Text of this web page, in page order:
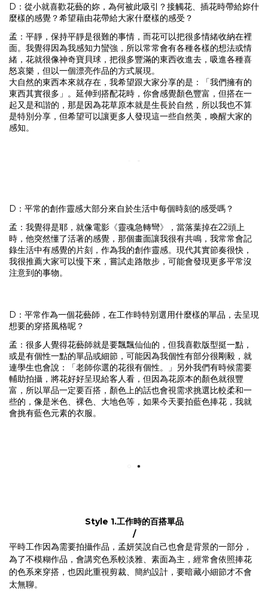
D：從小就喜歡花藝的妳，為何被此吸引？接觸花、插花時帶給妳什
麼樣的感覺？希望藉由花帶給大家什麼樣的感受？
孟：平靜，保持平靜是很難的事情，而花可以把很多情緒收納在裡
面。我覺得因為我感知力蠻強，所以常常會有各種各樣的想法或情
緒，花就很像神奇寶貝球，把很多豐滿的東西收進去，吸進各種喜
怒哀樂，但以一個漂亮作品的方式展現。
大自然的東西本來就存在，我希望跟大家分享的是：「我們擁有的
東西其實很多」。延伸到搭配花時，你會感覺顏色豐富，但搭在一
起又是和諧的，那是因為花草原本就是生長於自然，所以我也不算
是特別分享，但希望可以讓更多人發現這一些自然美，喚醒大家的
感知。
D：平常的創作靈感大部分來自於生活中每個時刻的感受嗎？
孟：我覺得是耶，就像電影 《靈魂急轉彎》
，當落葉掉在22頭上
時，他突然懂了活著的感覺，那個畫面讓我很有共鳴，我常常會記
錄生活中有感覺的片刻，作為我的創作靈感。現代其實節奏很快，
我很推薦大家可以慢下來，嘗試走路散步，可能會發現更多平常沒
注意到的事物。
D：平常作為一個花藝師，在工作時特別選用什麼樣的單品，去呈現
想要的穿搭風格呢？
孟：很多人覺得花藝師就是要飄飄仙仙的，但我喜歡版型挺一點，
或是有個性一點的單品或細節，可能因為我個性有部分很剛毅，就
連學生也會說：「老師你選的花很有個性。」另外我們有時候需要
輔助拍攝，將花好好呈現給客人看，但因為花原本的顏色就很豐
富，所以單品一定要百搭，顏色上的話也會視需求挑選比較柔和一
些的，像是米色、裸色、大地色等，如果今天要拍藍色捧花，我就
會挑有藍色元素的衣服。
Style 1.工作時的百搭單品
/
平時工作因為需要拍攝作品，孟妍笑說自己也會是背景的一部分，
為了不模糊作品，會講究色系較淡雅、素面為主，經常會依照捧花
的色系來穿搭，也因此重視剪裁、簡約設計，要暗藏小細節才不會
太無聊。